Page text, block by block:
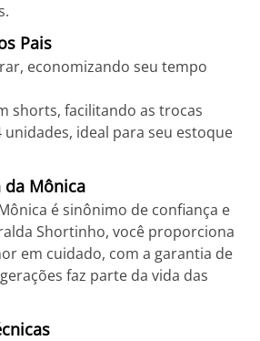
Pais
economizando seu tempo
shorts, facilitando as trocas
unidades, ideal para seu estoque
da Mônica
é sinônimo de confiança e
Shortinho, você proporciona
em cuidado, com a garantia de
faz parte da vida das